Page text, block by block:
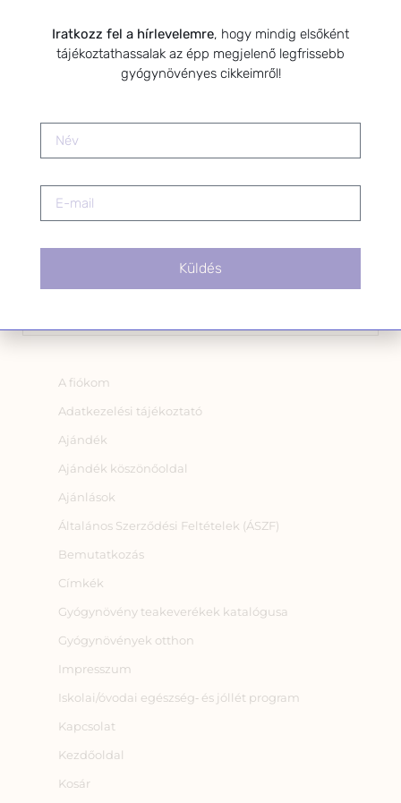
az alábbi nyilatkozatot:
Hozzájárulok, hogy az
Adatkezelési tájékoztatóban
hírleveleket küldjön nekem.
A hírlevélről bármikor
linkre kattintva.
A fiókom
Adatkezelési tájékoztató
Ajándék
Ajándék köszönőoldal
Ajánlások
Általános Szerződési Feltételek (ÁSZF)
Bemutatkozás
Címkék
Gyógynövény teakeverékek katalógusa
Gyógynövények otthon
Impresszum
Iskolai/óvodai egészség‑ és jóllét program
Kapcsolat
Kezdőoldal
Kosár
Iratkozz fel a hírlevelemre, hogy mindig elsőként
tájékoztathassalak az épp megjelenő legfrissebb
gyógynövényes cikkeimről!
Küldés